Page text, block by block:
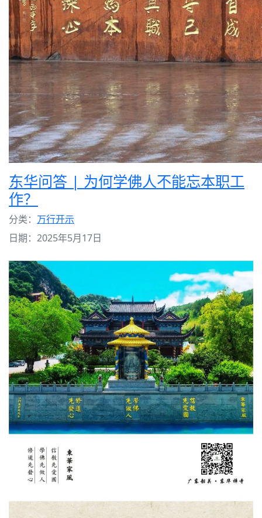
东华问答 | 为何学佛人不能忘本职工
作？
分类： 万行开示
日期：2025年5月17日